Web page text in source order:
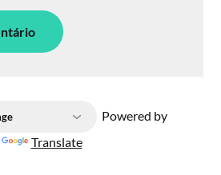
Powered by
Translate